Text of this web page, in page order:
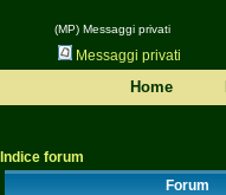
(MP) Messaggi privati
Messaggi privati
Home
Indice forum
Forum